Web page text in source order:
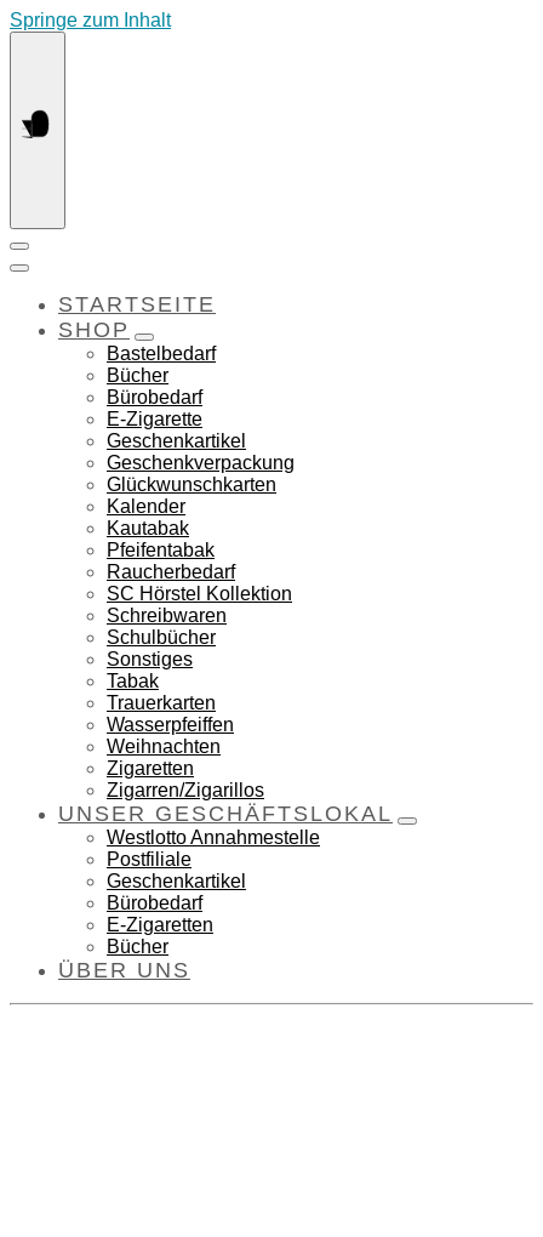
Springe zum Inhalt
STARTSEITE
SHOP
Bastelbedarf
Bücher
Bürobedarf
E-Zigarette
Geschenkartikel
Geschenkverpackung
Glückwunschkarten
Kalender
Kautabak
Pfeifentabak
Raucherbedarf
SC Hörstel Kollektion
Schreibwaren
Schulbücher
Sonstiges
Tabak
Trauerkarten
Wasserpfeiffen
Weihnachten
Zigaretten
Zigarren/Zigarillos
UNSER GESCHÄFTSLOKAL
Westlotto Annahmestelle
Postfiliale
Geschenkartikel
Bürobedarf
E-Zigaretten
Bücher
ÜBER UNS